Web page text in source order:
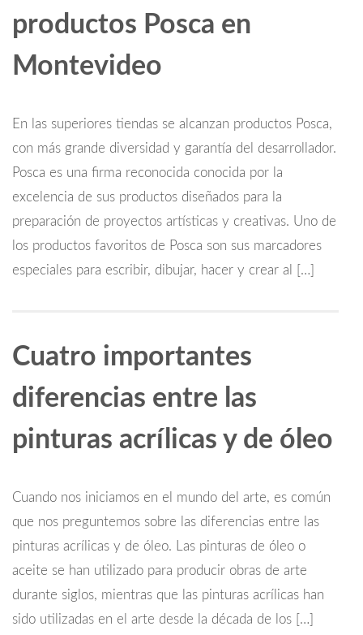
productos Posca en
Montevideo
En las superiores tiendas se alcanzan productos Posca,
con más grande diversidad y garantía del desarrollador.
Posca es una firma reconocida conocida por la
excelencia de sus productos diseñados para la
preparación de proyectos artísticas y creativas. Uno de
los productos favoritos de Posca son sus marcadores
especiales para escribir, dibujar, hacer y crear al […]
Cuatro importantes
diferencias entre las
pinturas acrílicas y de óleo
Cuando nos iniciamos en el mundo del arte, es común
que nos preguntemos sobre las diferencias entre las
pinturas acrílicas y de óleo. Las pinturas de óleo o
aceite se han utilizado para producir obras de arte
durante siglos, mientras que las pinturas acrílicas han
sido utilizadas en el arte desde la década de los […]